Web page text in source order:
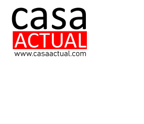
Saltar
contenido